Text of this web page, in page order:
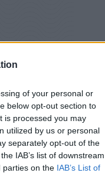
of your personal or
below opt-out section to
is processed you may
utilized by us or personal
separately opt-out of the
IAB’s list of downstream
parties on the IAB’s List of
οι πιο